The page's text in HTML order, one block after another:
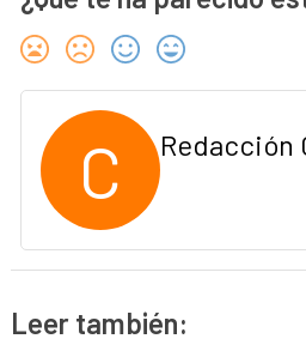
C Redacción
Leer también: